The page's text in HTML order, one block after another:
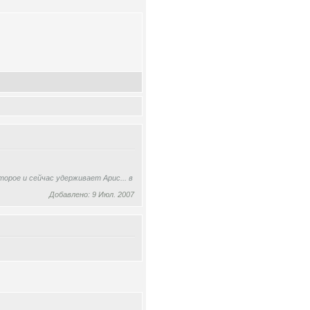
и сейчас удерживает Арис... в
Добавлено: 9 Июл. 2007